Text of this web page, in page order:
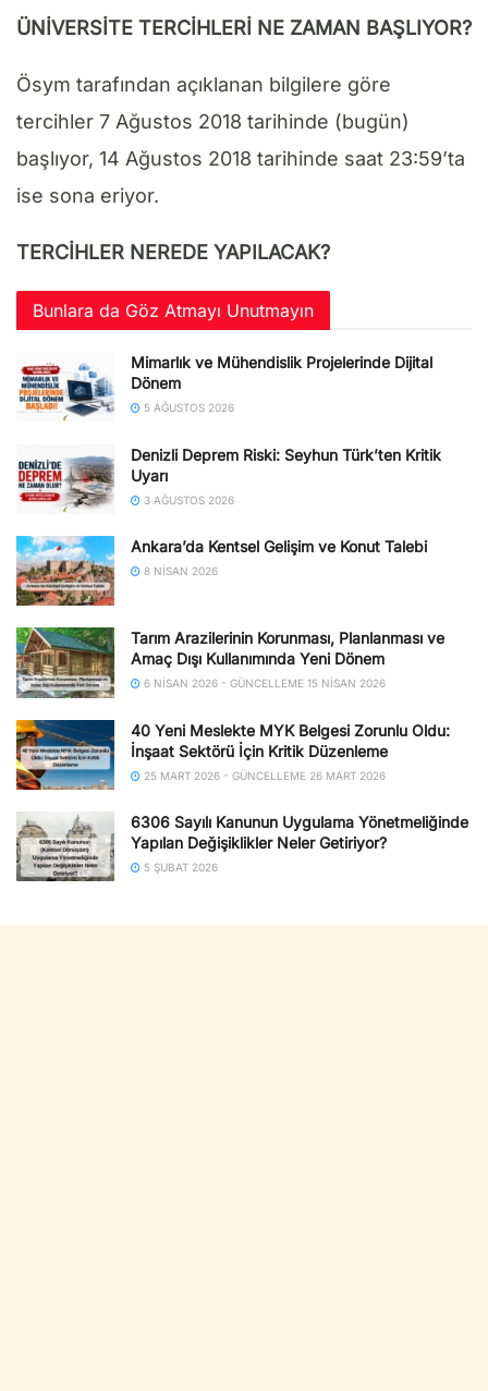
ÜNİVERSİTE TERCİHLERİ NE ZAMAN BAŞLIYOR?
Ösym tarafından açıklanan bilgilere göre
tercihler 7 Ağustos 2018 tarihinde (bugün)
başlıyor, 14 Ağustos 2018 tarihinde saat 23:59’ta
ise sona eriyor.
TERCİHLER NEREDE YAPILACAK?
Bunlara da Göz Atmayı Unutmayın
Mimarlık ve Mühendislik Projelerinde Dijital
Dönem
5 AĞUSTOS 2026
Denizli Deprem Riski: Seyhun Türk’ten Kritik
Uyarı
3 AĞUSTOS 2026
Ankara’da Kentsel Gelişim ve Konut Talebi
8 NISAN 2026
Tarım Arazilerinin Korunması, Planlanması ve
Amaç Dışı Kullanımında Yeni Dönem
6 NISAN 2026 - GÜNCELLEME 15 NISAN 2026
40 Yeni Meslekte MYK Belgesi Zorunlu Oldu:
İnşaat Sektörü İçin Kritik Düzenleme
25 MART 2026 - GÜNCELLEME 26 MART 2026
6306 Sayılı Kanunun Uygulama Yönetmeliğinde
Yapılan Değişiklikler Neler Getiriyor?
5 ŞUBAT 2026